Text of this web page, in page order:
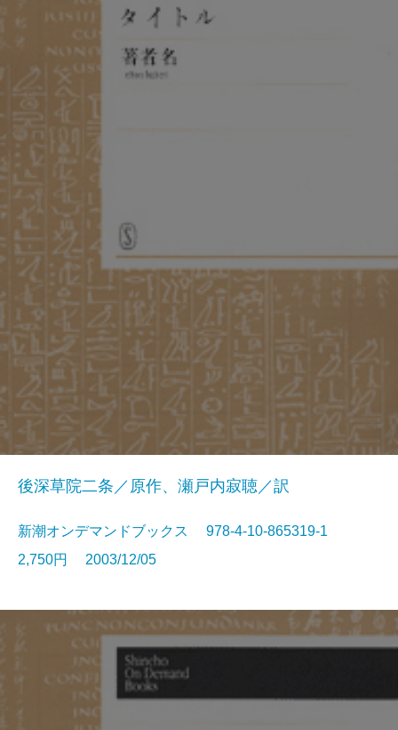
後深草院二条／原作、瀬戸内寂聴／訳
新潮オンデマンドブックス 978-4-10-865319-1
2,750円 2003/12/05